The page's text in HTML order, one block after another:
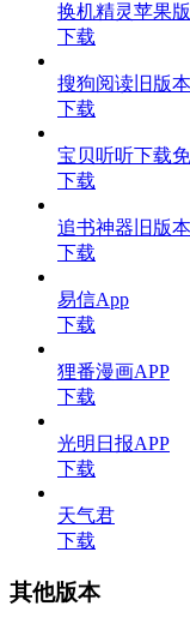
换机精灵苹果版
下载
搜狗阅读旧版本
下载
宝贝听听下载
下载
追书神器旧版本
下载
易信App
下载
狸番漫画APP
下载
光明日报APP
下载
天气君
下载
其他版本